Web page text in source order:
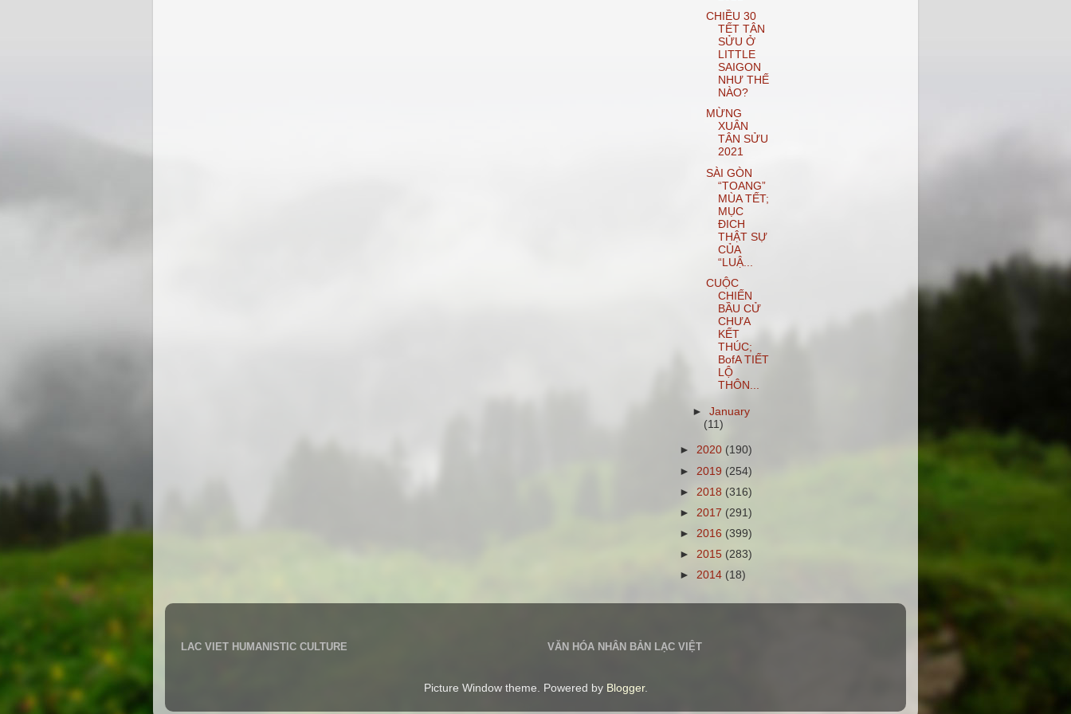
CHIỀU 30
TẾT TÂN
SỬU Ở
LITTLE
SAIGON
NHƯ THẾ
NÀO?
MỪNG
XUÂN
TÂN SỬU
2021
SÀI GÒN
“TOANG”
MÙA TẾT;
MỤC
ĐICH
THẬT SỰ
CỦA
“LUẬ...
CUỘC
CHIẾN
BẦU CỬ
CHƯA
KẾT
THÚC;
BofA TIẾT
LỘ
THÔN...
►January
(11)
► 2020 (190)
► 2019 (254)
► 2018 (316)
► 2017 (291)
► 2016 (399)
► 2015 (283)
► 2014 (18)
LAC VIET HUMANISTIC CULTURE VĂN HÓA NHÂN BẢN LẠC VIỆT
Picture Window theme. Powered by Blogger.